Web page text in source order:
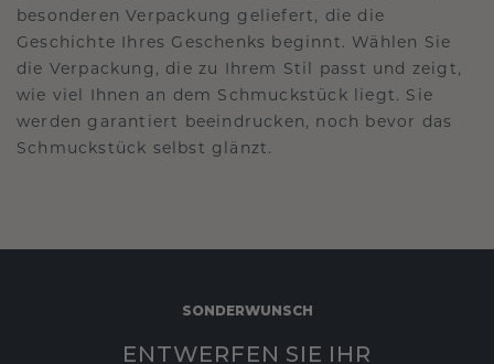
besonderen Verpackung geliefert, die die
Geschichte Ihres Geschenks beginnt. Wählen Sie
die Verpackung, die zu Ihrem Stil passt und zeigt,
wie viel Ihnen an dem Schmuckstück liegt. Sie
werden garantiert beeindrucken, noch bevor das
Schmuckstück selbst glänzt.
SONDERWUNSCH
ENTWERFEN SIE IHR